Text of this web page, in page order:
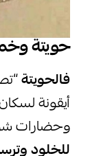
حويتة
فالحويتة
أيقونة
وحضارات
للخلود